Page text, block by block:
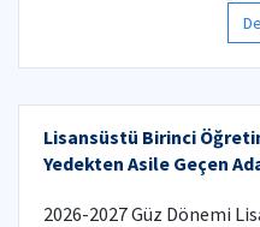
Lisansüstü Birinci
Yedekten Asile Geçen
2026-2027 Güz Dönemi